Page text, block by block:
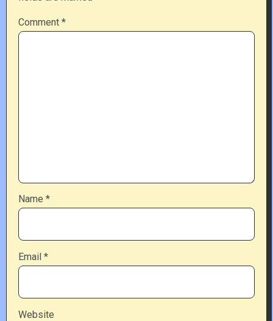
Comment *
Name *
Email *
Website